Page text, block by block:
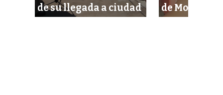
de su llegada a ciudad
de Morena